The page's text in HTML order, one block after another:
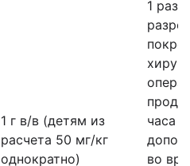
1 г в/в (детям из
расчета 50 мг/кг
однократно)
1 раз
часа
во